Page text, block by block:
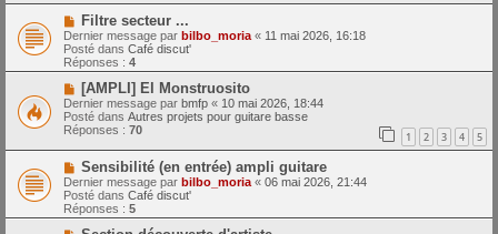
s
a
g
e
a
m
e
s
s
a
g
e
N
o
u
v
e
a
u
m
e
s
s
a
g
e
Filtre secteur ...
Dernier message par bilbo_moria« 11 mai 2026, 16:18
Posté dans Café discut'
Réponses : 4
N
o
u
v
e
a
u
m
e
s
s
[AMPLI] El Monstruosito
Dernier message par bmfp « 10 mai 2026, 18:44
Posté dans Autres projets pour guitare basse
Réponses : 70 1 2 3 4 5
N
o
u
v
e
a
Sensibilité (en entrée) ampli guitare
Dernier message par bilbo_moria « 06 mai 2026, 21:44
Posté dans Café discut'
Réponses : 5